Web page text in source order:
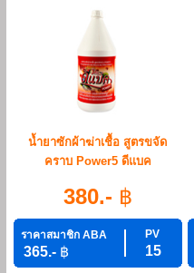
น้ำยาซักผ้าฆ่าเชื้อ สูตรขจัด
คราบ Power5 ดีแบค
380.- ฿
ราคาสมาชิก ABA PV
365.- ฿ 15